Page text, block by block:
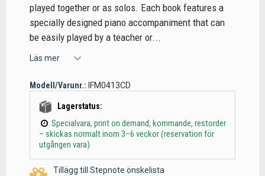
played together or as solos. Each book features a
specially designed piano accompaniment that can
be easily played by a teacher or...
Läs mer
Modell/Varunr.: IFM0413CD
Lagerstatus:
Specialvara, print on demand, kommande, restorder
– skickas normalt inom 3–6 veckor (reservation för
utgången vara)
Tillägg till Stepnote önskelista